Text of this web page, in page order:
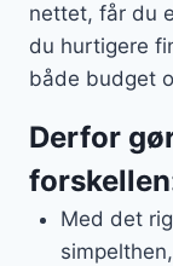
nettet, får du
du hurtigere
både budget
Derfor
Med det